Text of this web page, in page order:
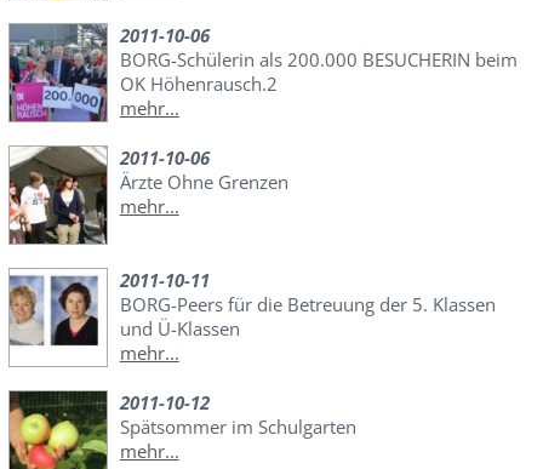
2011-10-06
BORG-Schülerin als 200.000 BESUCHERIN beim
OK Höhenrausch.2
mehr...
2011-10-06
Ärzte Ohne Grenzen
mehr...
2011-10-11
BORG-Peers für die Betreuung der 5. Klassen
und Ü-Klassen
mehr...
2011-10-12
Spätsommer im Schulgarten
mehr...